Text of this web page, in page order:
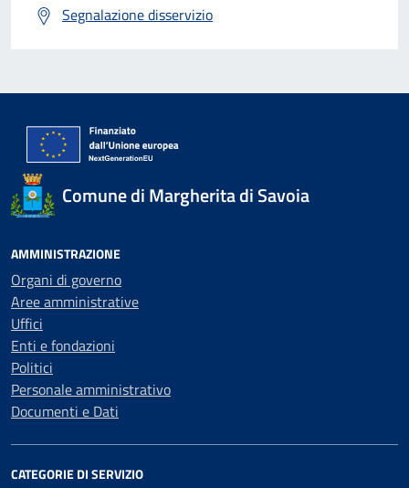
Segnalazione disservizio
Comune di Margherita di Savoia
AMMINISTRAZIONE
Organi di governo
Aree amministrative
Uffici
Enti e fondazioni
Politici
Personale amministrativo
Documenti e Dati
CATEGORIE DI SERVIZIO